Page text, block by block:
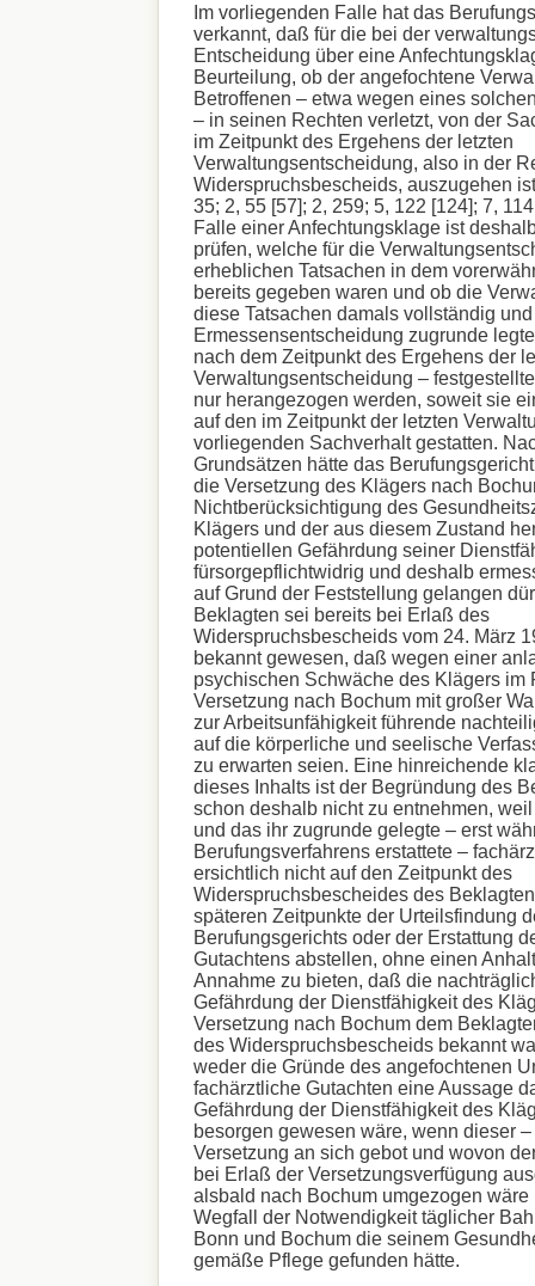
Im vorliegenden Falle hat das
verkannt, daß für die bei der
Entscheidung über eine
Beurteilung, ob der angefochtene
Betroffenen – etwa wegen eines
– in seinen Rechten verletzt, von der
im Zeitpunkt des Ergehens der letzten
Verwaltungsentscheidung, also in der
Widerspruchsbescheids, auszugehen
35; 2, 55 [57]; 2, 259; 5, 122 [124]; 7,
Falle einer Anfechtungsklage ist
prüfen, welche für die
erheblichen Tatsachen in dem
bereits gegeben waren und ob die
diese Tatsachen damals vollständig
Ermessensentscheidung zugrunde
nach dem Zeitpunkt des Ergehens der
Verwaltungsentscheidung –
nur herangezogen werden, soweit sie
auf den im Zeitpunkt der letzten
vorliegenden Sachverhalt gestatten.
Grundsätzen hätte das
die Versetzung des Klägers nach
Nichtberücksichtigung des
Klägers und der aus diesem Zustand
potentiellen Gefährdung seiner
fürsorgepflichtwidrig und deshalb
auf Grund der Feststellung gelangen
Beklagten sei bereits bei Erlaß des
Widerspruchsbescheids vom 24. März
bekannt gewesen, daß wegen einer
psychischen Schwäche des Klägers im
Versetzung nach Bochum mit großer
zur Arbeitsunfähigkeit führende
auf die körperliche und seelische
zu erwarten seien. Eine hinreichende
dieses Inhalts ist der Begründung des
schon deshalb nicht zu entnehmen,
und das ihr zugrunde gelegte – erst
Berufungsverfahrens erstattete –
ersichtlich nicht auf den Zeitpunkt des
Widerspruchsbescheides des
späteren Zeitpunkte der Urteilsfindung
Berufungsgerichts oder der Erstattung
Gutachtens abstellen, ohne einen
Annahme zu bieten, daß die
Gefährdung der Dienstfähigkeit des
Versetzung nach Bochum dem
des Widerspruchsbescheids bekannt
weder die Gründe des angefochtenen
fachärztliche Gutachten eine Aussage
Gefährdung der Dienstfähigkeit des
besorgen gewesen wäre, wenn dieser
Versetzung an sich gebot und wovon
bei Erlaß der Versetzungsverfügung
alsbald nach Bochum umgezogen wäre
Wegfall der Notwendigkeit täglicher
Bonn und Bochum die seinem
gemäße Pflege gefunden hätte.